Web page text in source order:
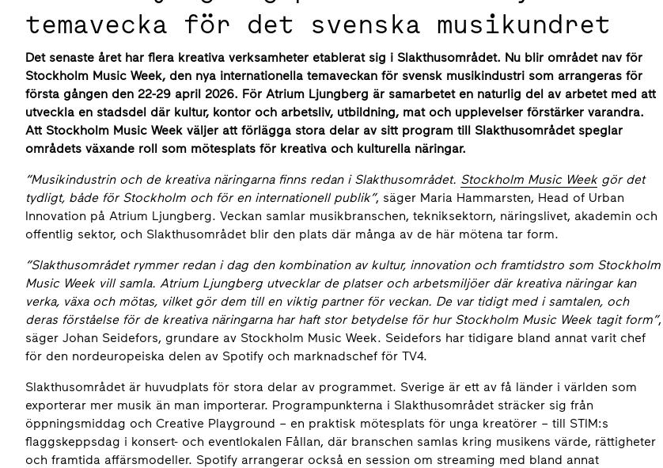
temavecka för det svenska musikundret
Det senaste året har flera kreativa verksamheter etablerat sig i Slakthusområdet. Nu blir området nav för
Stockholm Music Week, den nya internationella temaveckan för svensk musikindustri som arrangeras för
första gången den 22-29 april 2026. För Atrium Ljungberg är samarbetet en naturlig del av arbetet med att
utveckla en stadsdel där kultur, kontor och arbetsliv, utbildning, mat och upplevelser förstärker varandra.
Att Stockholm Music Week väljer att förlägga stora delar av sitt program till Slakthusområdet speglar
områdets växande roll som mötesplats för kreativa och kulturella näringar.
“Musikindustrin och de kreativa näringarna finns redan i Slakthusområdet. Stockholm Music Weekgör det
tydligt, både för Stockholm och för en internationell publik”, säger Maria Hammarsten, Head of Urban
Innovation på Atrium Ljungberg. Veckan samlar musikbranschen, tekniksektorn, näringslivet, akademin och
offentlig sektor, och Slakthusområdet blir den plats där många av de här mötena tar form.
“Slakthusområdet rymmer redan i dag den kombination av kultur, innovation och framtidstro som Stockholm
Music Week vill samla. Atrium Ljungberg utvecklar de platser och arbetsmiljöer där kreativa näringar kan
verka, växa och mötas, vilket gör dem till en viktig partner för veckan. De var tidigt med i samtalen, och
deras förståelse för de kreativa näringarna har haft stor betydelse för hur Stockholm Music Week tagit form”,
säger Johan Seidefors, grundare av Stockholm Music Week. Seidefors har tidigare bland annat varit chef
för den nordeuropeiska delen av Spotify och marknadschef för TV4.
Slakthusområdet är huvudplats för stora delar av programmet. Sverige är ett av få länder i världen som
exporterar mer musik än man importerar. Programpunkterna i Slakthusområdet sträcker sig från
öppningsmiddag och Creative Playground – en praktisk mötesplats för unga kreatörer – till STIM:s
flaggskeppsdag i konsert- och eventlokalen Fållan, där branschen samlas kring musikens värde, rättigheter
och framtida affärsmodeller. Spotify arrangerar också en session om streaming med bland annat